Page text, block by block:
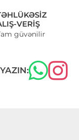
VERIŞ
güvənilir